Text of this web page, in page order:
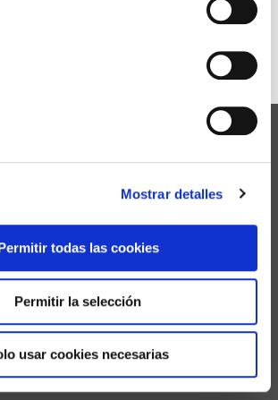
Mostrar detalles
todas las cookies
Permitir la selección
usar cookies necesarias
de destrucción
acompaña a nuestra
se encarga de la destrucción
CD, DVD, etc. La destrucción es
la máxima confidencialidad y
servicio de destrucción
de las necesidades de tu